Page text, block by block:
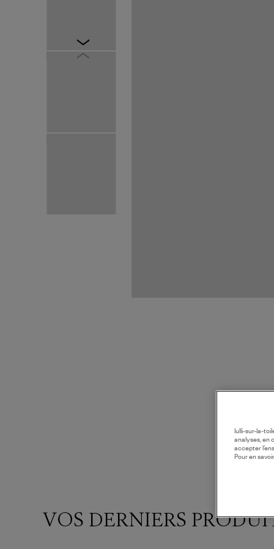
VOS DERNIERS
lulli-sur-la-
analyses, en
accepter
Pour en